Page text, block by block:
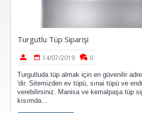
Turgutlu Tüp Siparişi
14/07/2019 0
Turgutluda tüp almak için en güvenilir
'dir. Sitemizden ev tüpü, sınai tüpü ve
verebilirsiniz. Manisa ve kemalpaşa tüp
kısımda...